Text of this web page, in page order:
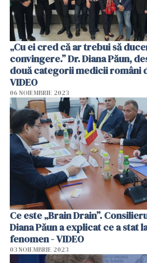
„Cu ei cred că ar trebui să
convingere.” Dr. Diana Păun,
două categorii medicii români
VIDEO
06 NOIEMBRIE 2023
Ce este „Brain Drain”.
Diana Păun a explicat ce a stat
fenomen - VIDEO
03 NOIEMBRIE 2023